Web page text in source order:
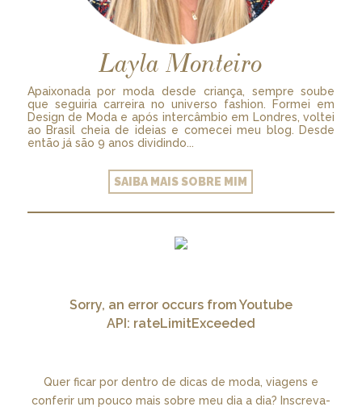
Layla Monteiro
Apaixonada por moda desde criança, sempre soube
que seguiria carreira no universo fashion. Formei em
Design de Moda e após intercâmbio em Londres, voltei
ao Brasil cheia de ideias e comecei meu blog. Desde
então já são 9 anos dividindo...
SAIBA MAIS SOBRE MIM
Sorry, an error occurs from Youtube
API: rateLimitExceeded
Quer ficar por dentro de dicas de moda, viagens e
conferir um pouco mais sobre meu dia a dia? Inscreva-